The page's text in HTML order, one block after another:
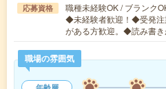
応募資格
職種未経験OK / ブランク
◆未経験者歓迎！◆受発注
がある方歓迎。◆読み書
職場の雰囲気